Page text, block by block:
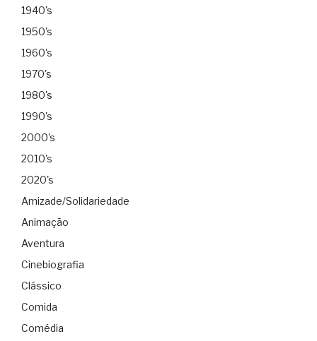
1940's
1950's
1960's
1970's
1980's
1990's
2000's
2010's
2020's
Amizade/Solidariedade
Animação
Aventura
Cinebiografia
Clássico
Comida
Comédia